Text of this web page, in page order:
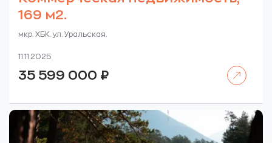
169 м2.
мкр. ХБК. ул. Уральская.
11.11.2025
35 599 000 ₽